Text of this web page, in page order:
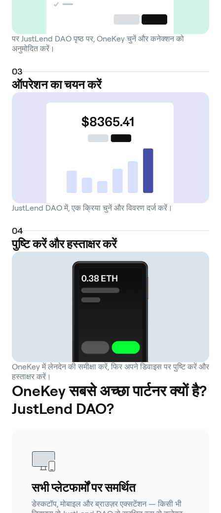
पर JustLend DAO पृष्ठ पर, OneKey चुनें और कनेक्शन को
अनुमोदित करें।
03
ऑपरेशन का चयन करें
JustLend DAO में, एक क्रिया चुनें और विवरण दर्ज करें।
04
पुष्टि करें और हस्ताक्षर करें
OneKey में लेनदेन की समीक्षा करें, फिर अपने डिवाइस पर पुष्टि करें और
हस्ताक्षर करें।
OneKey सबसे अच्छा पार्टनर क्यों है?
JustLend DAO?
सभी प्लेटफार्मों पर समर्थित
डेस्कटॉप, मोबाइल और ब्राउज़र एक्सटेंशन — किसी भी